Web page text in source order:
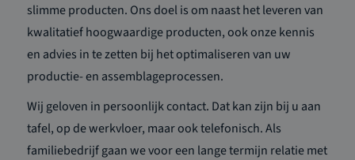
slimme producten. Ons doel is om naast het leveren van
kwalitatief hoogwaardige producten, ook onze kennis
en advies in te zetten bij het optimaliseren van uw
productie- en assemblageprocessen.
Wij geloven in persoonlijk contact. Dat kan zijn bij u aan
tafel, op de werkvloer, maar ook telefonisch. Als
familiebedrijf gaan we voor een lange termijn relatie met